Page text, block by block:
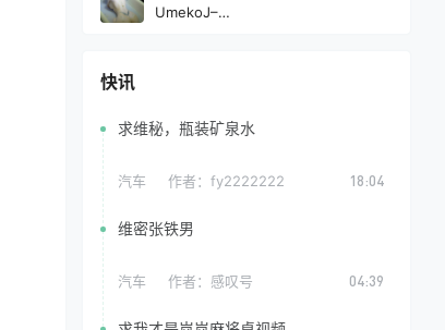
UmekoJ–
快讯
求维秘，瓶装矿泉水
汽车 作者： fy2222222 18:04
维密张铁男
汽车 作者： 感叹号 04:39